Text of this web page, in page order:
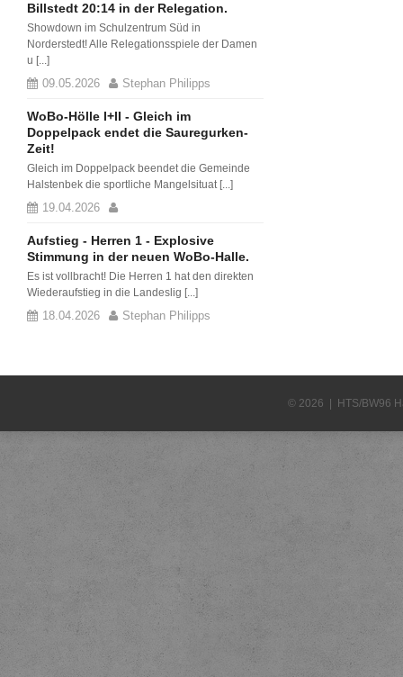
Billstedt 20:14 in der Relegation.
Showdown im Schulzentrum Süd in
Norderstedt! Alle Relegationsspiele der Damen
u [...]
09.05.2026 Stephan Philipps
WoBo-Hölle I+II - Gleich im
Doppelpack endet die Sauregurken-
Zeit!
Gleich im Doppelpack beendet die Gemeinde
Halstenbek die sportliche Mangelsituat [...]
19.04.2026
Aufstieg - Herren 1 - Explosive
Stimmung in der neuen WoBo-Halle.
Es ist vollbracht! Die Herren 1 hat den direkten
Wiederaufstieg in die Landeslig [...]
18.04.2026 Stephan Philipps
© 2026 | HTS/BW96